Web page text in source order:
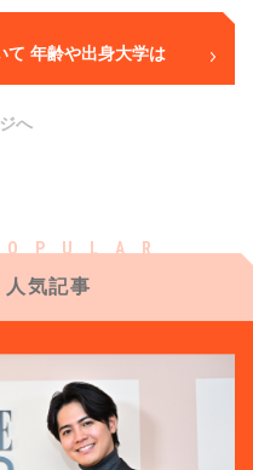
て 年齢や出身大学は
へ
人気記事